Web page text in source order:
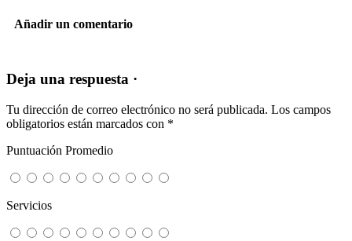
Añadir un comentario
Deja una respuesta ·
Tu dirección de correo electrónico no será publicada. Los campos
obligatorios están marcados con *
Puntuación Promedio
Servicios